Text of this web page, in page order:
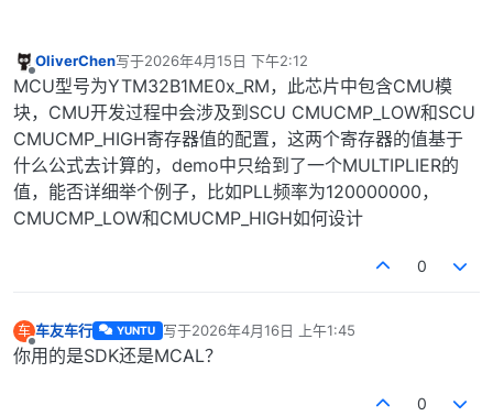
离线
OliverChen写于2026年4月15日 下午2:12
最后由 编辑
MCU型号为YTM32B1ME0x_RM，此芯片中包含CMU模
块，CMU开发过程中会涉及到SCU CMUCMP_LOW和SCU
CMUCMP_HIGH寄存器值的配置，这两个寄存器的值基于
什么公式去计算的，demo中只给到了一个MULTIPLIER的
值，能否详细举个例子，比如PLL频率为120000000，
CMUCMP_LOW和CMUCMP_HIGH如何设计
0
车
离线
车友车行 YUNTU 写于2026年4月16日 上午1:45
最后由 编辑
你用的是SDK还是MCAL？
0